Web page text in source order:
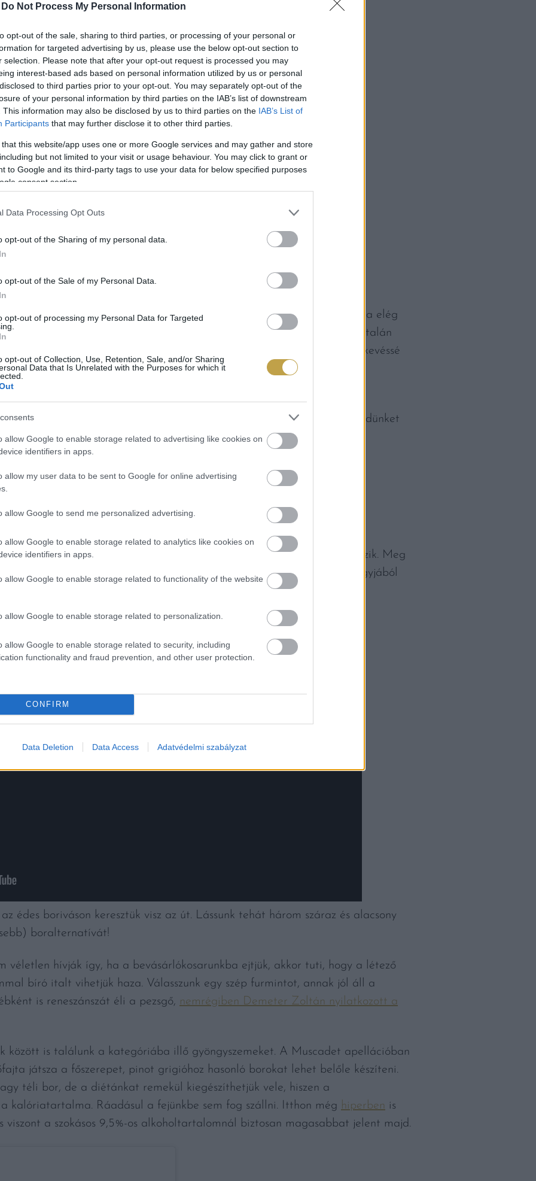
Do Not Process My Personal Information
opt-out of the sale, sharing to third parties, or processing of your personal or
for targeted advertising by us, please use the below opt-out section to
selection. Please note that after your opt-out request is processed you may
interest-based ads based on personal information utilized by us or personal
to third parties prior to your opt-out. You may separately opt-out of the
of your personal information by third parties on the IAB’s list of downstream
This information may also be disclosed by us to third parties on the IAB’s List of
Participants that may further disclose it to other third parties.
that this website/app uses one or more Google services and may gather and store
but not limited to your visit or usage behaviour. You may click to grant or
to Google and its third-party tags to use your data for below specified purposes
consent section.
Data Processing Opt Outs
opt-out of the Sharing of my personal data.
opt-out of the Sale of my Personal Data.
opt-out of processing my Personal Data for Targeted
opt-out of Collection, Use, Retention, Sale, and/or Sharing
Data that Is Unrelated with the Purposes for which it
allow Google to enable storage related to advertising like cookies on
identifiers in apps.
allow my user data to be sent to Google for online advertising
allow Google to send me personalized advertising.
allow Google to enable storage related to analytics like cookies on
identifiers in apps.
allow Google to enable storage related to functionality of the website
allow Google to enable storage related to personalization.
allow Google to enable storage related to security, including
functionality and fraud prevention, and other user protection.
CONFIRM
Data Deletion Data Access Adatvédelmi szabályzat
d’Acqui, amely szintén pezseg, viszont vörös színű, ami első hallásra elég
viszont barátságossá teszi előttünk, hiszen egy pohárka talán
amennyiben csak munka után ülünk be ismét a volán mögé. Ugyan kevéssé
példáulittis.
bíró borok kategóriájában nem mehetünk el szó nélkül az
ezek a borok inkább önálló élvezeti értékkel bírnak, mint hogy az ebédünket
A DIÉTÁS ÚJÉVI FOGADALMAK
nem tombolnak a mínuszok, az ember már sokszor a nyárról ábrándozik. Meg
bukkan elő a habokból, mint Halle Barry a James Bond filmben, nagyjából
Hawaiion tesszük, talán még Pierce Brosnan is felfigyel ránk.)
édes boriváson keresztük visz az út. Lássunk tehát három száraz és alacsony
boralternatívát!
véletlen hívják így, ha a bevásárlókosarunkba ejtjük, akkor tuti, hogy a létező
bíró italt vihetjük haza. Válasszunk egy szép furmintot, annak jól áll a
is reneszánszát éli a pezsgő, nemrégiben Demeter Zoltán nyilatkozott a
között is találunk a kategóriába illő gyöngyszemeket. A Muscadet apellációban
játsza a főszerepet, pinot grigióhoz hasonló borokat lehet belőle készíteni.
téli bor, de a diétánkat remekül kiegészíthetjük vele, hiszen a
kalóriatartalma. Ráadásul a fejünkbe sem fog szállni. Itthon még hiperben is
viszont a szokásos 9,5%-os alkoholtartalomnál biztosan magasabbat jelent majd.